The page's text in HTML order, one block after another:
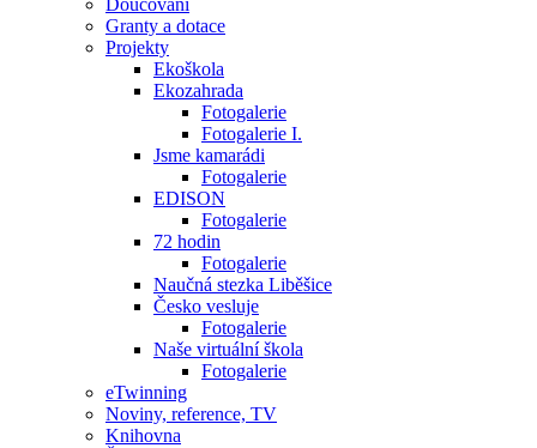
Doučování
Granty a dotace
Projekty
Ekoškola
Ekozahrada
Fotogalerie
Fotogalerie I.
Jsme kamarádi
Fotogalerie
EDISON
Fotogalerie
72 hodin
Fotogalerie
Naučná stezka Liběšice
Česko vesluje
Fotogalerie
Naše virtuální škola
Fotogalerie
eTwinning
Noviny, reference, TV
Knihovna